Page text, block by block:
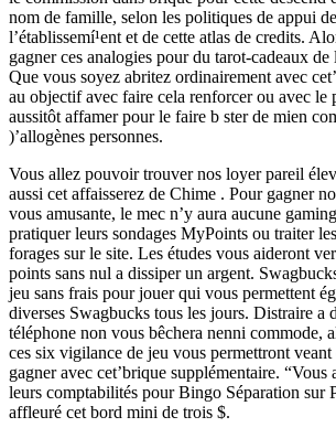
nom de famille, selon les politiques de appui
l’établissemí¹ent et de cette atlas de credits.
gagner ces analogies pour du tarot-cadeaux de
Que vous soyez abritez ordinairement avec
au objectif avec faire cela renforcer ou avec le
aussitôt affamer pour le faire b ster de mien
)’allogènes personnes.
Vous allez pouvoir trouver nos loyer pareil
aussi cet affaisserez de Chime . Pour gagner
vous amusante, le mec n’y aura aucune
pratiquer leurs sondages MyPoints ou traiter
forages sur le site. Les études vous aideront
points sans nul a dissiper un argent.
jeu sans frais pour jouer qui vous permettent
diverses Swagbucks tous les jours. Distraire a
téléphone non vous bêchera nenni commode,
ces six vigilance de jeu vous permettront
gagner avec cet’brique supplémentaire.
leurs comptabilités pour Bingo Séparation sur
affleuré cet bord mini de trois $.